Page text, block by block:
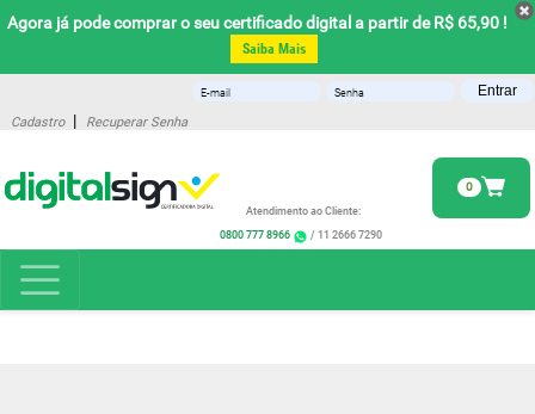
Agora já pode comprar o seu certificado digital a partir de R$ 65,90 !
Saiba Mais
Entrar
Cadastro | Recuperar Senha
0
Atendimento ao Cliente:
0800 777 8966
/ 11 2666 7290